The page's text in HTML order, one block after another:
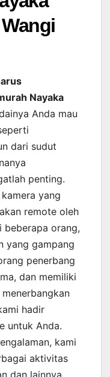
Nayaka
Anda mau
dari sudut
penting.
yang
remote oleh
beberapa orang,
yang gampang
penerbang
dan memiliki
hadir
untuk Anda.
kami
aktivitas